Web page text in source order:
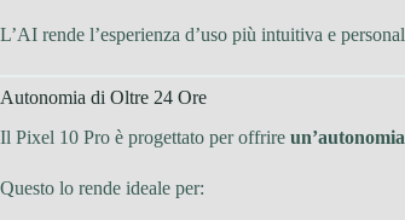
L’AI rende l’esperienza d’uso più intuitiva e
Autonomia di Oltre 24 Ore
Il Pixel 10 Pro è progettato per offrire
Questo lo rende ideale per: